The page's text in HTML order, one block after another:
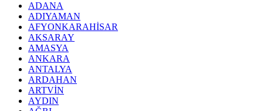
ADANA
ADIYAMAN
AFYONKARAHİSAR
AKSARAY
AMASYA
ANKARA
ANTALYA
ARDAHAN
ARTVİN
AYDIN